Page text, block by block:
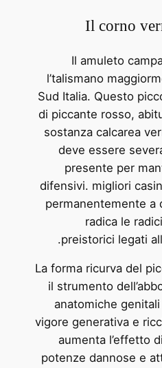
Il corno
Il amuleto
l’talismano
Sud Italia. Questo
di piccante rosso,
sostanza calcarea
deve essere
presente per
difensivi. migliori
permanentemente a
radica le
preistorici legati
La forma ricurva del
il strumento
anatomiche
vigore generativa e
aumenta l’effetto
potenze dannose e